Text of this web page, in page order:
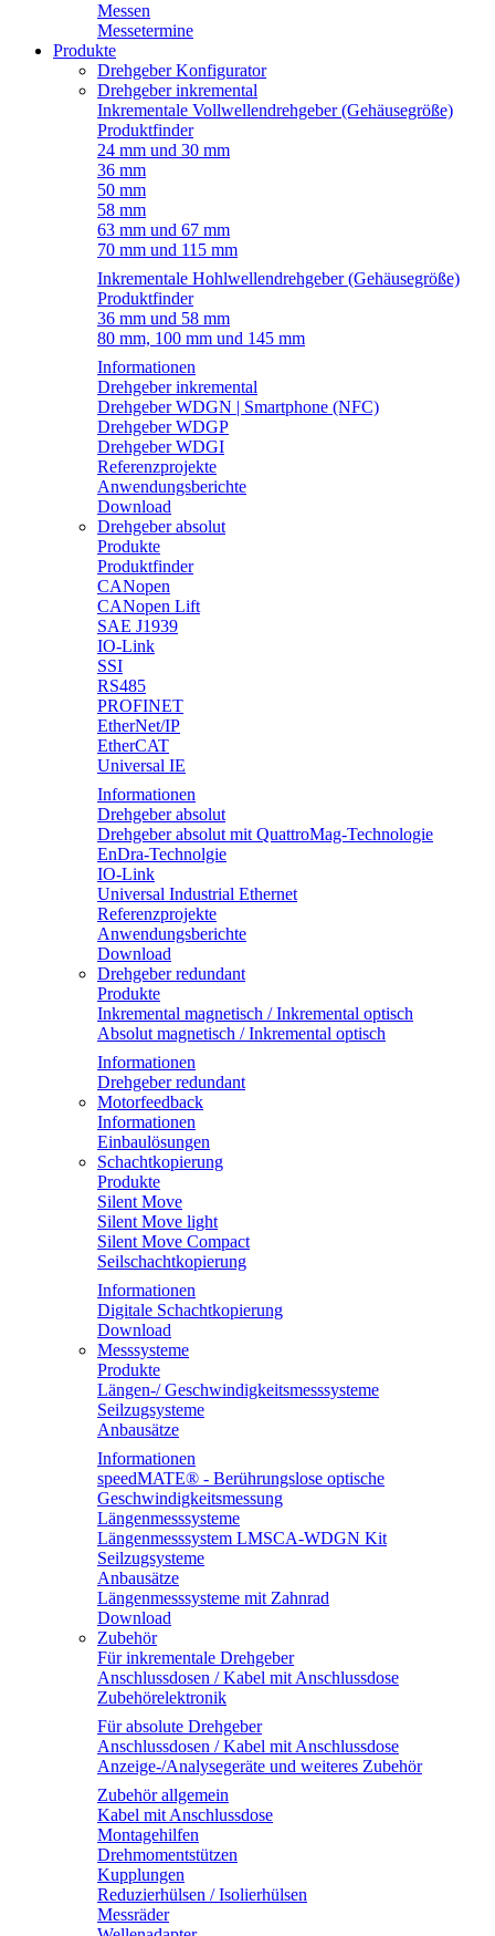
Messen
Messetermine
Produkte
Drehgeber Konfigurator
Drehgeber inkremental
Inkrementale Vollwellendrehgeber (Gehäusegröße)
Produktfinder
24 mm und 30 mm
36 mm
50 mm
58 mm
63 mm und 67 mm
70 mm und 115 mm
Inkrementale Hohlwellendrehgeber (Gehäusegröße)
Produktfinder
36 mm und 58 mm
80 mm, 100 mm und 145 mm
Informationen
Drehgeber inkremental
Drehgeber WDGN | Smartphone (NFC)
Drehgeber WDGP
Drehgeber WDGI
Referenzprojekte
Anwendungsberichte
Download
Drehgeber absolut
Produkte
Produktfinder
CANopen
CANopen Lift
SAE J1939
IO-Link
SSI
RS485
PROFINET
EtherNet/IP
EtherCAT
Universal IE
Informationen
Drehgeber absolut
Drehgeber absolut mit QuattroMag-Technologie
EnDra-Technolgie
IO-Link
Universal Industrial Ethernet
Referenzprojekte
Anwendungsberichte
Download
Drehgeber redundant
Produkte
Inkremental magnetisch / Inkremental optisch
Absolut magnetisch / Inkremental optisch
Informationen
Drehgeber redundant
Motorfeedback
Informationen
Einbaulösungen
Schachtkopierung
Produkte
Silent Move
Silent Move light
Silent Move Compact
Seilschachtkopierung
Informationen
Digitale Schachtkopierung
Download
Messsysteme
Produkte
Längen-/ Geschwindigkeitsmesssysteme
Seilzugsysteme
Anbausätze
Informationen
speedMATE® - Berührungslose optische
Geschwindigkeitsmessung
Längenmesssysteme
Längenmesssystem LMSCA-WDGN Kit
Seilzugsysteme
Anbausätze
Längenmesssysteme mit Zahnrad
Download
Zubehör
Für inkrementale Drehgeber
Anschlussdosen / Kabel mit Anschlussdose
Zubehörelektronik
Für absolute Drehgeber
Anschlussdosen / Kabel mit Anschlussdose
Anzeige-/Analysegeräte und weiteres Zubehör
Zubehör allgemein
Kabel mit Anschlussdose
Montagehilfen
Drehmomentstützen
Kupplungen
Reduzierhülsen / Isolierhülsen
Messräder